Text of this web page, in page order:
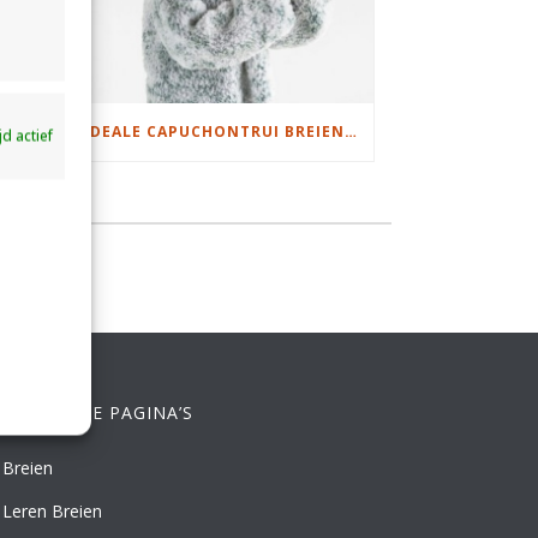
actief
DAMESJAS BREIEN VAN HEERLIJK ZACHT GAREN IDEALE CAPUCHONTRUI BREIEN VOOR THUIS OP DE BANK
PAGINA’S
Breien
Leren Breien